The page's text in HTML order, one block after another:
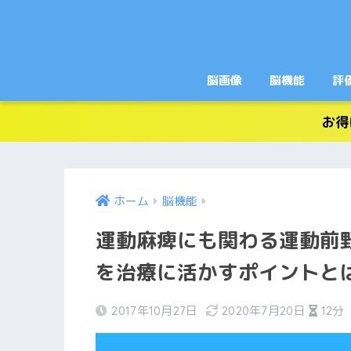
脳画像 脳機能 評
お
ホーム 脳機能
運動麻痺にも関わる運動
を治療に活かすポイントと
2017年10月27日 2020年7月20日 12分